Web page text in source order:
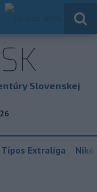
Slovenskej
Tipos Extraliga